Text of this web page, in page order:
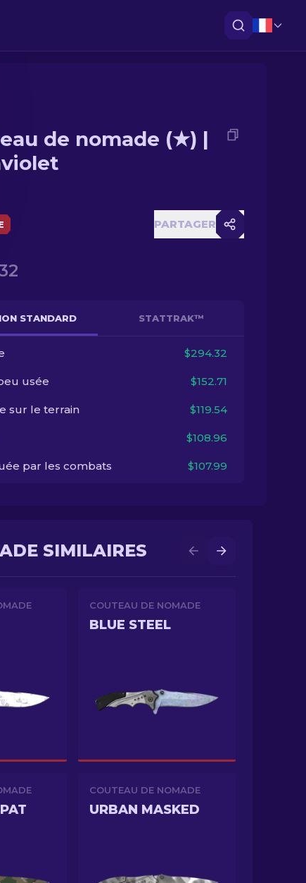
de nomade (★) |
PARTAGER
STANDARD STATTRAK™
$294.32
usée $152.71
sur le terrain $119.54
$108.96
par les combats $107.99
SIMILAIRES
COUTEAU DE NOMADE
BLUE STEEL
COUTEAU DE NOMADE
URBAN MASKED